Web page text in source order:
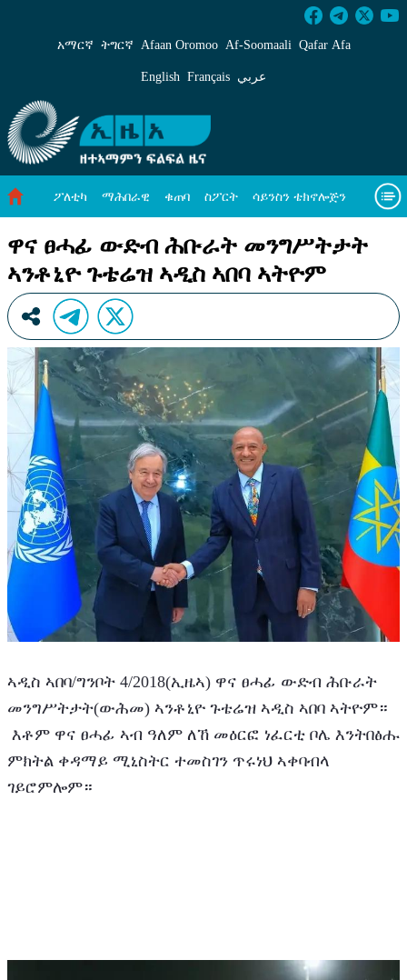
ዋና ፀሓፊ ውድብ ሕቡራት መንግሥትታት ኣንቶኒዮ
አማርኛ ትግርኛ Afaan Oromoo Af‑Soomaali Qafar Afa
English Français عربي
ፖለቲካ ማሕበራዊ ቁጠባ ስፖርት ሳይንስን ቴክኖሎጅን
ዓለም ለኸዊ ዜናታት
ዋና ፀሓፊ ውድብ ሕቡራት መንግሥትታት
ኣንቶኒዮ ጉቴሬዝ ኣዲስ ኣበባ ኣትዮም
ኣዲስ ኣበባ/ግንቦት 4/2018(ኢዜኣ) ዋና ፀሓፊ ውድብ ሕቡራት
መንግሥትታት(ውሕመ) ኣንቶኒዮ ጉቴሬዝ ኣዲስ ኣበባ ኣትዮም።
ምክትል ቀዳማይ ሚኒስትር ተመስገን ጥሩነህ ኣቀባብላ
ገይሮምሎም።